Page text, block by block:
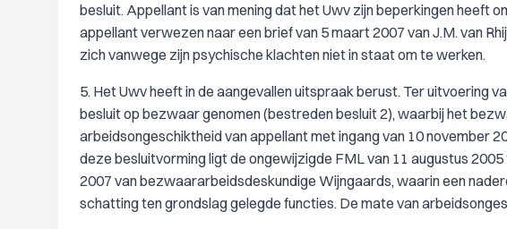
besluit. Appellant is van mening dat het Uwv zijn beperkingen heeft
appellant verwezen naar een brief van 5 maart 2007 van J.M. van
zich vanwege zijn psychische klachten niet in staat om te werken.
5. Het Uwv heeft in de aangevallen uitspraak berust. Ter uitvoering
besluit op bezwaar genomen (bestreden besluit 2), waarbij het
arbeidsongeschiktheid van appellant met ingang van 10 november
deze besluitvorming ligt de ongewijzigde FML van 11 augustus
2007 van bezwaararbeidsdeskundige Wijngaards, waarin een
schatting ten grondslag gelegde functies. De mate van